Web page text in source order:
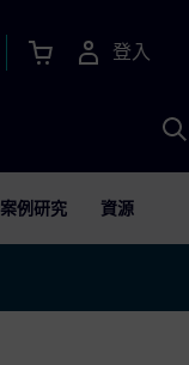
登入
案例研究 資源